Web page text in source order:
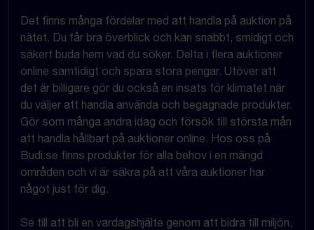
Det finns många fördelar med att handla på auktion på
nätet. Du får bra överblick och kan snabbt, smidigt och
säkert buda hem vad du söker. Delta i flera auktioner
online samtidigt och spara stora pengar. Utöver att
det är billigare gör du också en insats för klimatet när
du väljer att handla använda och begagnade produkter.
Gör som många andra idag och försök till största mån
att handla hållbart på auktioner online. Hos oss på
Budi.se finns produkter för alla behov i en mängd
områden och vi är säkra på att våra auktioner har
något just för dig.
Se till att bli en vardagshjälte genom att bidra till miljön,